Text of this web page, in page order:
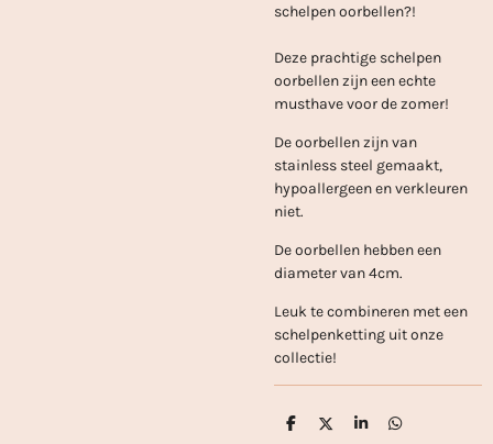
schelpen oorbellen?!
Deze prachtige schelpen
oorbellen zijn een echte
musthave voor de zomer!
De oorbellen zijn van
stainless steel gemaakt,
hypoallergeen en verkleuren
niet.
De oorbellen hebben een
diameter van 4cm.
Leuk te combineren met een
schelpenketting uit onze
collectie!
D
D
S
D